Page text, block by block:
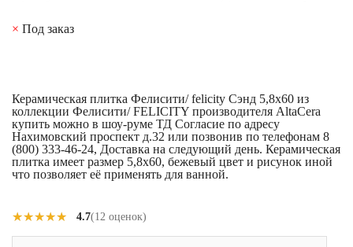
× Под заказ
Керамическая плитка Фелисити/ felicity Сэнд 5,8x60 из
коллекции Фелисити/ FELICITY производителя AltaCera
купить можно в шоу-руме ТД Согласие по адресу
Нахимовский проспект д.32 или позвонив по телефонам 8
(800) 333-46-24, Доставка на следующий день. Керамическая
плитка имеет размер 5,8x60, бежевый цвет и рисунок иной
что позволяет её применять для ванной.
★★★★★
★★★★★ 4.7(12 оценок)